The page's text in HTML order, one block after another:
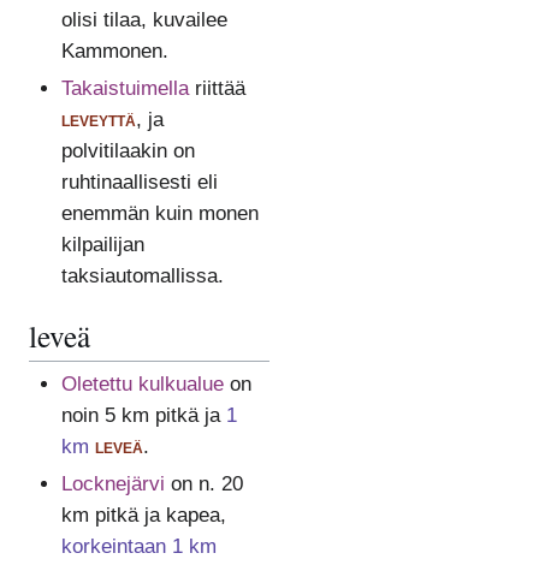
olisi tilaa, kuvailee
Kammonen.
Takaistuimellariittää
leveyttä, ja
polvitilaakin on
ruhtinaallisesti eli
enemmän kuin monen
kilpailijan
taksiautomallissa.
leveä
Oletettu kulkualueon
noin 5 km pitkä ja 1
km leveä.
Locknejärvi on n. 20
km pitkä ja kapea,
korkeintaan 1 km